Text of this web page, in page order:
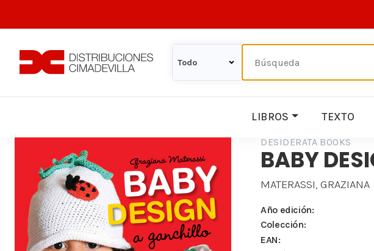
LIBROS TEXTO
DESIDERATA BOOKS
BABY
MATERASSI, GRAZIANA
Año edición:
Colección:
EAN: